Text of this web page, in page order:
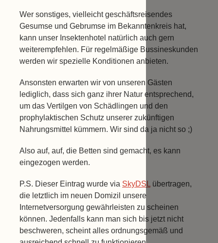
Wer sonstiges, vielleicht geschäftsreisendes
Gesumse und Gebrumse im Bekanntenkreis hat,
kann unser Insektenhotel natürlich auch gern
weiterempfehlen. Für regelmäßige Bussineskunden
werden wir spezielle Konditionen anbieten.
Ansonsten erwarten wir von unseren Gästen
lediglich, dass sich ganz ihrer Natur entsprechend,
um das Vertilgen von Schädlingen und den
prophylaktischen Schutz unserer zukünftigen
Nahrungsmittel kümmern. Wir sind da ja nicht so ;)
Also auf, auf, die Betten sind gemacht, es kann
eingezogen werden.
P.S. Dieser Eintrag wurde via SkyDSL
übertragen,
die letztlich im neuen Domizil unsere
Internetversorgung gewährleisten zu scheinen
können. Jedenfalls kann man sich bis jetzt nicht
beschweren, scheint alles ordnungsgemäß und